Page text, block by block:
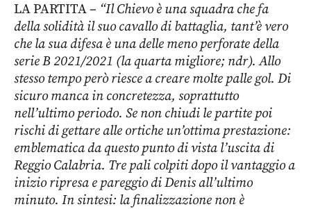
LA PARTITA – “Il Chievo è una squadra che fa
della solidità il suo cavallo di battaglia, tant’è vero
che la sua difesa è una delle meno perforate della
serie B 2021/2021 (la quarta migliore; ndr). Allo
stesso tempo però riesce a creare molte palle gol. Di
sicuro manca in concretezza, soprattutto
nell’ultimo periodo. Se non chiudi le partite poi
rischi di gettare alle ortiche un’ottima prestazione:
emblematica da questo punto di vista l’uscita di
Reggio Calabria. Tre pali colpiti dopo il vantaggio a
inizio ripresa e pareggio di Denis all’ultimo
minuto. In sintesi: la finalizzazione non è